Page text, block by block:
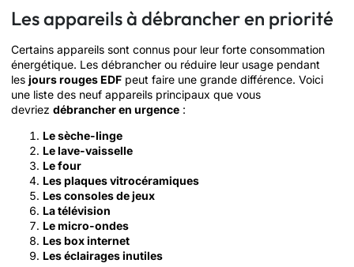
Les appareils à débrancher en priorité
Certains appareils sont connus pour leur forte consommation
énergétique. Les débrancher ou réduire leur usage pendant
les jours rouges EDF peut faire une grande différence. Voici
une liste des neuf appareils principaux que vous
devriez débrancher en urgence :
Le sèche-linge
Le lave-vaisselle
Le four
Les plaques vitrocéramiques
Les consoles de jeux
La télévision
Le micro-ondes
Les box internet
Les éclairages inutiles